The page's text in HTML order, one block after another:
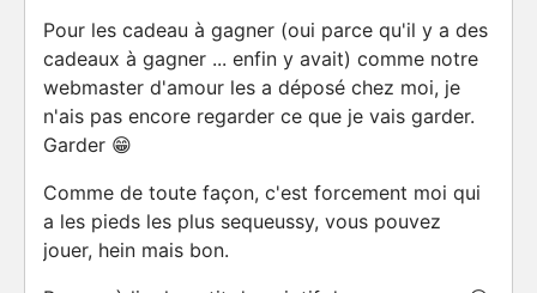
Pour les cadeau à gagner (oui parce qu'il y a des
cadeaux à gagner ... enfin y avait) comme notre
webmaster d'amour les a déposé chez moi, je
n'ais pas encore regarder ce que je vais garder.
Garder 😁
Comme de toute façon, c'est forcement moi qui
a les pieds les plus sequeussy, vous pouvez
jouer, hein mais bon.